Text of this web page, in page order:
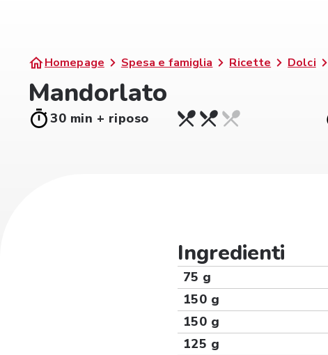
Homepage Spesa e famiglia Ricette Dolci
Mandorlato
30 min + riposo
Ingredienti
75 g
150 g
150 g
125 g